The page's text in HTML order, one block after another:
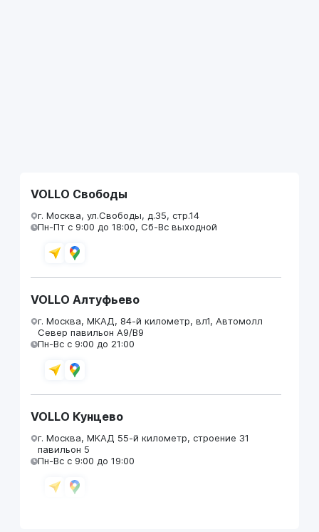
VOLLO Свободы
г. Москва, ул.Свободы, д.35, стр.14
Пн-Пт с 9:00 до 18:00, Сб-Вс выходной
VOLLO Алтуфьево
г. Москва, МКАД, 84-й километр, вл1, Автомолл
Север павильон А9/В9
Пн-Вс с 9:00 до 21:00
VOLLO Кунцево
г. Москва, МКАД 55-й километр, строение 31
павильон 5
Пн-Вс с 9:00 до 19:00